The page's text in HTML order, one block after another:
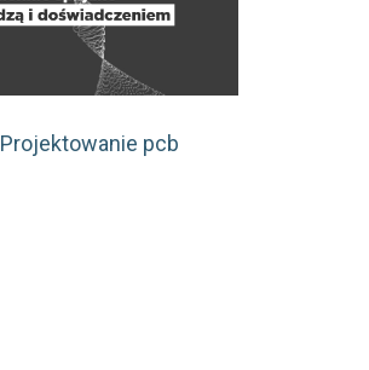
Projektowanie pcb